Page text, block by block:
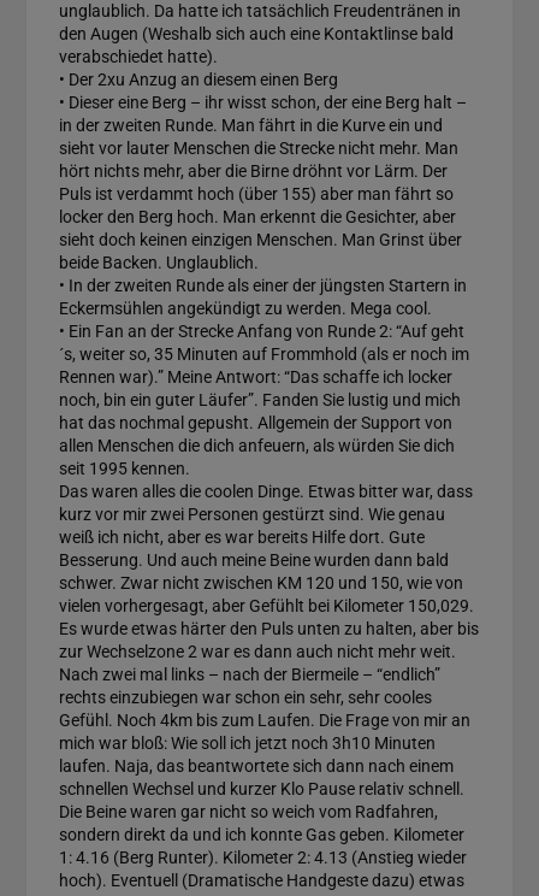
unglaublich. Da hatte ich tatsächlich Freudentränen in
den Augen (Weshalb sich auch eine Kontaktlinse bald
verabschiedet hatte).
• Der 2xu Anzug an diesem einen Berg
• Dieser eine Berg – ihr wisst schon, der eine Berg halt –
in der zweiten Runde. Man fährt in die Kurve ein und
sieht vor lauter Menschen die Strecke nicht mehr. Man
hört nichts mehr, aber die Birne dröhnt vor Lärm. Der
Puls ist verdammt hoch (über 155) aber man fährt so
locker den Berg hoch. Man erkennt die Gesichter, aber
sieht doch keinen einzigen Menschen. Man Grinst über
beide Backen. Unglaublich.
• In der zweiten Runde als einer der jüngsten Startern in
Eckermsühlen angekündigt zu werden. Mega cool.
• Ein Fan an der Strecke Anfang von Runde 2: “Auf geht
´s, weiter so, 35 Minuten auf Frommhold (als er noch im
Rennen war).” Meine Antwort: “Das schaffe ich locker
noch, bin ein guter Läufer”. Fanden Sie lustig und mich
hat das nochmal gepusht. Allgemein der Support von
allen Menschen die dich anfeuern, als würden Sie dich
seit 1995 kennen.
Das waren alles die coolen Dinge. Etwas bitter war, dass
kurz vor mir zwei Personen gestürzt sind. Wie genau
weiß ich nicht, aber es war bereits Hilfe dort. Gute
Besserung. Und auch meine Beine wurden dann bald
schwer. Zwar nicht zwischen KM 120 und 150, wie von
vielen vorhergesagt, aber Gefühlt bei Kilometer 150,029.
Es wurde etwas härter den Puls unten zu halten, aber bis
zur Wechselzone 2 war es dann auch nicht mehr weit.
Nach zwei mal links – nach der Biermeile – “endlich”
rechts einzubiegen war schon ein sehr, sehr cooles
Gefühl. Noch 4km bis zum Laufen. Die Frage von mir an
mich war bloß: Wie soll ich jetzt noch 3h10 Minuten
laufen. Naja, das beantwortete sich dann nach einem
schnellen Wechsel und kurzer Klo Pause relativ schnell.
Die Beine waren gar nicht so weich vom Radfahren,
sondern direkt da und ich konnte Gas geben. Kilometer
1: 4.16 (Berg Runter). Kilometer 2: 4.13 (Anstieg wieder
hoch). Eventuell (Dramatische Handgeste dazu) etwas